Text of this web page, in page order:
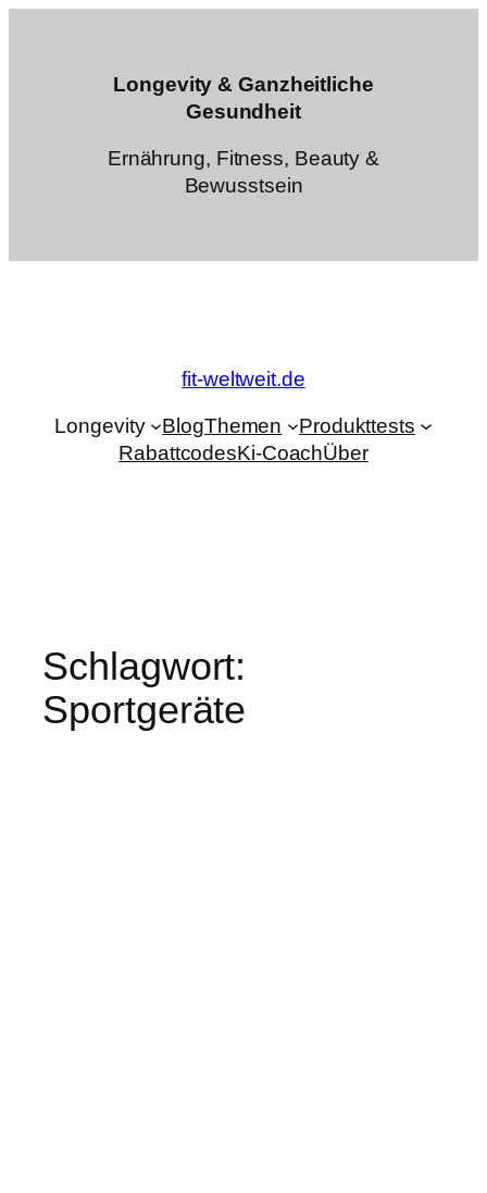
Longevity & Ganzheitliche
Gesundheit
Ernährung, Fitness, Beauty &
Bewusstsein
fit-weltweit.de
Longevity BlogThemen
Produkttests
RabattcodesKi-CoachÜber
Schlagwort:
Sportgeräte